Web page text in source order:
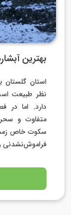
بهترین
استان گلستان
نظر طبیعت
دارد. اما در
متفاوت و
سکوت خاص
فراموش‌نشدنی